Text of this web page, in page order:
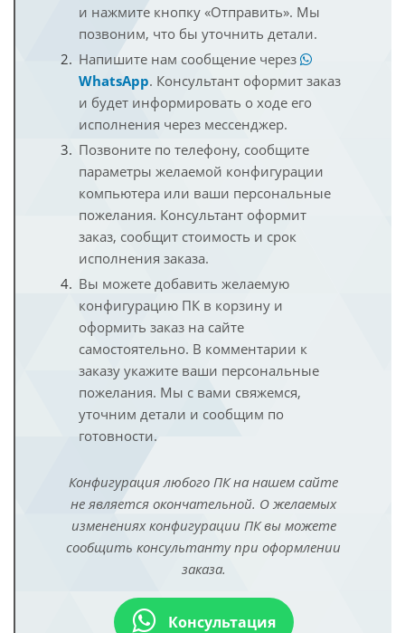
и нажмите кнопку «Отправить». Мы
позвоним, что бы уточнить детали.
Напишите нам сообщение через
WhatsApp. Консультант оформит заказ
и будет информировать о ходе его
исполнения через мессенджер.
Позвоните по телефону, сообщите
параметры желаемой конфигурации
компьютера или ваши персональные
пожелания. Консультант оформит
заказ, сообщит стоимость и срок
исполнения заказа.
Вы можете добавить желаемую
конфигурацию ПК в корзину и
оформить заказ на сайте
самостоятельно. В комментарии к
заказу укажите ваши персональные
пожелания. Мы с вами свяжемся,
уточним детали и сообщим по
готовности.
Конфигурация любого ПК на нашем сайте
не является окончательной. О желаемых
изменениях конфигурации ПК вы можете
сообщить консультанту при оформлении
заказа.
Консультация